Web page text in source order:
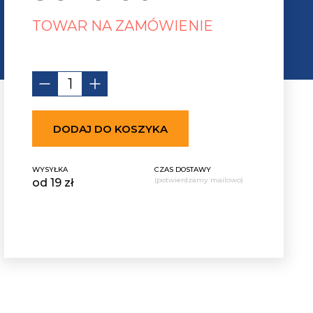
TOWAR NA ZAMÓWIENIE
DODAJ DO KOSZYKA
WYSYŁKA
od 19 zł
CZAS DOSTAWY
(potwierdzamy mailowo)